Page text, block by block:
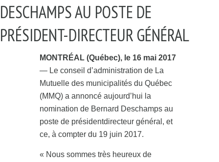
DESCHAMPS AU POSTE DE
PRÉSIDENT-DIRECTEUR GÉNÉRAL
MONTRÉAL (Québec), le 16 mai 2017
— Le conseil d’administration de La
Mutuelle des municipalités du Québec
(MMQ) a annoncé aujourd’hui la
nomination de Bernard Deschamps au
poste de présidentdirecteur général, et
ce, à compter du 19 juin 2017.
« Nous sommes très heureux de